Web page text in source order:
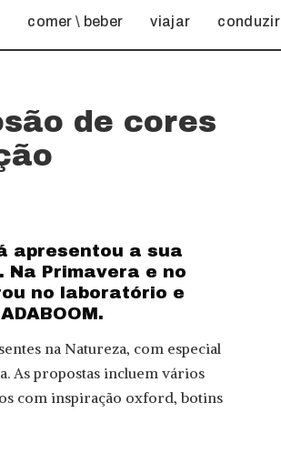
comer \ beber viajar conduzir
de cores
apresentou a sua
Primavera e no
no laboratório e
na Natureza, com especial
As propostas incluem vários
com inspiração oxford, botins